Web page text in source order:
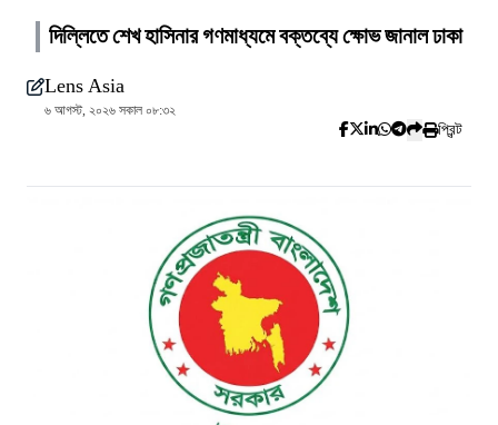
দিল্লিতে শেখ হাসিনার গণমাধ্যমে বক্তব্যে ক্ষোভ জানাল ঢাকা
Lens Asia
৬ আগস্ট, ২০২৬ সকাল ০৮:৩২
প্রিন্ট